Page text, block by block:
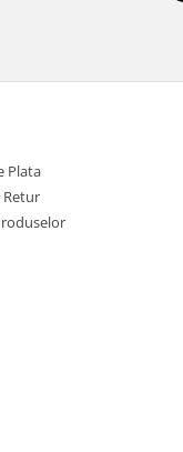
Plata
Retur